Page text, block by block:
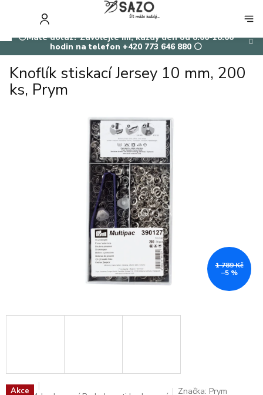
⚪Máte dotaz? Zavolejte mi, každý den od 8:00-18:00
hodin na telefon +420 773 646 880 ⚪
KOŠÍK
Knoflík stiskací Jersey 10 mm, 200
ks, Prym
Akce Značka: Prym
1 789 Kč
–5 %